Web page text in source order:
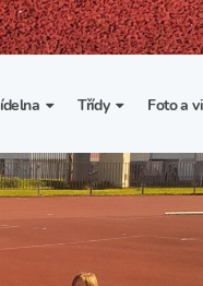
Základní informace
Vnitřní řád školní jídelny
Třídy
Třída I. A
Foto a
Videa